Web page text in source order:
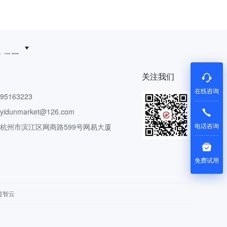
州市滨江区网商路599号网易大厦
关注我们
智云
在线咨询
电话咨询
免费试用